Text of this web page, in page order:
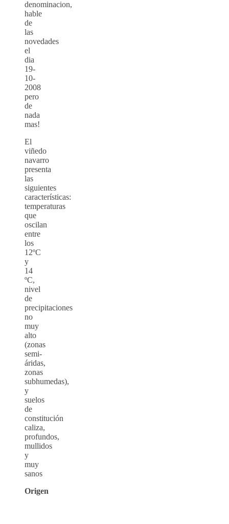
denominacion,
hable
de
las
novedades
el
dia
19-
10-
2008
pero
de
nada
mas!
El
viñedo
navarro
presenta
las
siguientes
características:
temperaturas
que
oscilan
entre
los
12ºC
y
14
ºC,
nivel
de
precipitaciones
no
muy
alto
(zonas
semi-
áridas,
zonas
subhumedas),
y
suelos
de
constitución
caliza,
profundos,
mullidos
y
muy
sanos
Origen